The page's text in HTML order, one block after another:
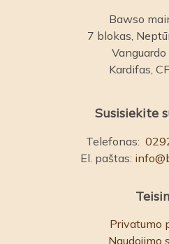
Bawso
7 blokas,
Vanguardo
Kardifas,
Susisiekite
Telefonas:
El. paštas:
Privatumo
Naudojimo